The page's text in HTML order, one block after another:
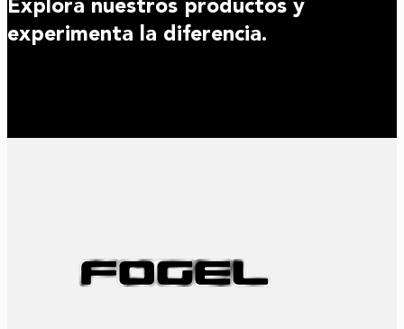
Explora nuestros productos y
experimenta la diferencia.